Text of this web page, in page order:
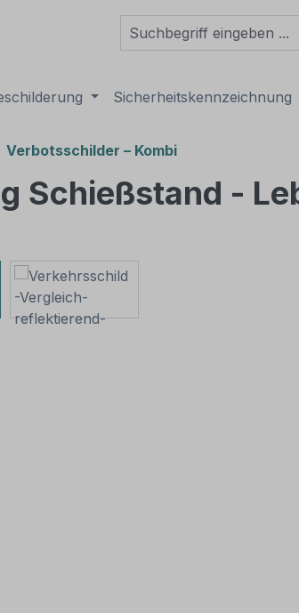
Sicherheitskennzeichnung
Verbotsschilder – Kombi
Schießstand -